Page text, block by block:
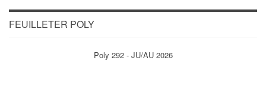
FEUILLETER POLY
Poly 292 - JU/AU 2026